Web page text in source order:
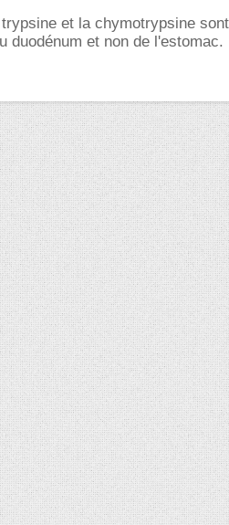
et la chymotrypsine
duodénum et non de l'estomac.